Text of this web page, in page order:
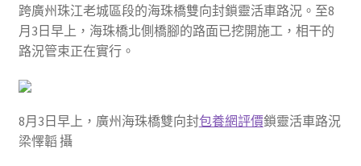
跨廣州珠江老城區段的海珠橋雙向封鎖靈活車路況。至8
月3日早上，海珠橋北側橋腳的路面已挖開施工，相干的
路況管束正在實行。
8月3日早上，廣州海珠橋雙向封包養網評價鎖靈活車路況
梁懌韜 攝